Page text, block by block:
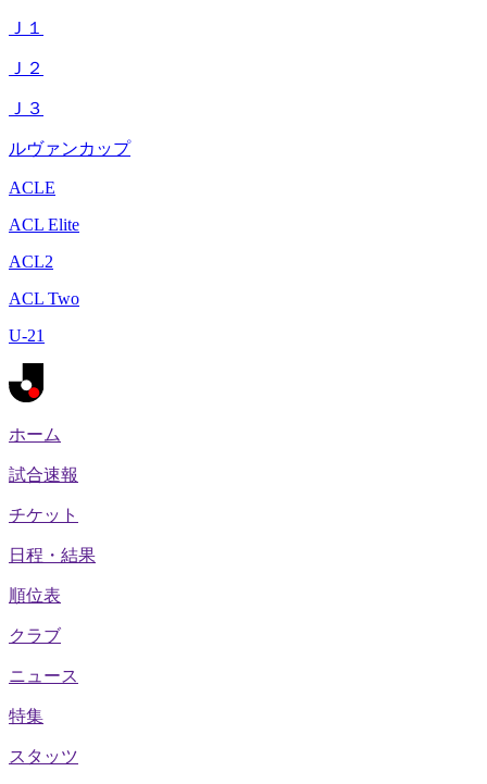
Ｊ１
Ｊ２
Ｊ３
ルヴァンカップ
ACLE
ACL Elite
ACL2
ACL Two
U-21
ホーム
試合速報
チケット
日程・結果
順位表
クラブ
ニュース
特集
スタッツ